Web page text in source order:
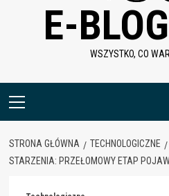
E-
WSZYSTKO, CO
Menu
STRONA GŁÓWNA TECHNOLOGICZNE
STARZENIA: PRZEŁOMOWY ETAP